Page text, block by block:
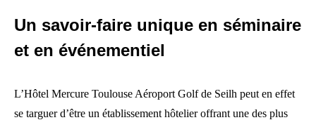
Un savoir-faire unique en séminaire
et en événementiel
L’Hôtel Mercure Toulouse Aéroport Golf de Seilh peut en effet
se targuer d’être un établissement hôtelier offrant une des plus